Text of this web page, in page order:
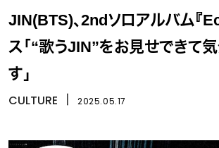
JIN(BTS)、2ndソロアルバム『
ス「“歌うJIN”をお見せできて
す」
CULTURE 2025.05.17